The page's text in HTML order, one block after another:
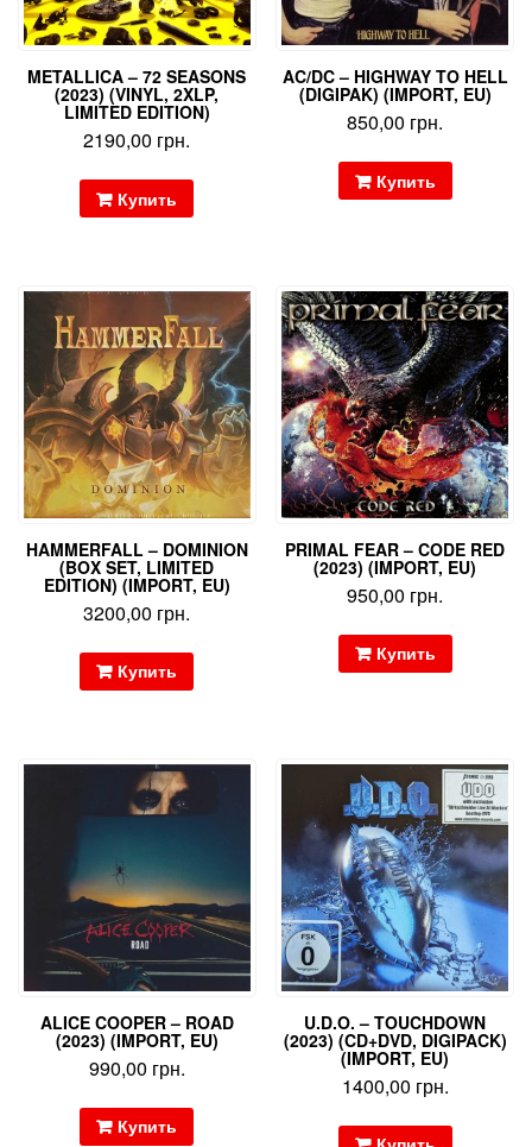
METALLICA – 72 SEASONS
(2023) (VINYL, 2XLP,
LIMITED EDITION)
2190,00 грн.
Купить
AC/DC – HIGHWAY TO HELL
(DIGIPAK) (IMPORT, EU)
850,00 грн.
Купить
HAMMERFALL – DOMINION
(BOX SET, LIMITED
EDITION) (IMPORT, EU)
3200,00 грн.
Купить
PRIMAL FEAR – CODE RED
(2023) (IMPORT, EU)
950,00 грн.
Купить
ALICE COOPER – ROAD
(2023) (IMPORT, EU)
990,00 грн.
Купить
U.D.O. – TOUCHDOWN
(2023) (CD+DVD, DIGIPACK)
(IMPORT, EU)
1400,00 грн.